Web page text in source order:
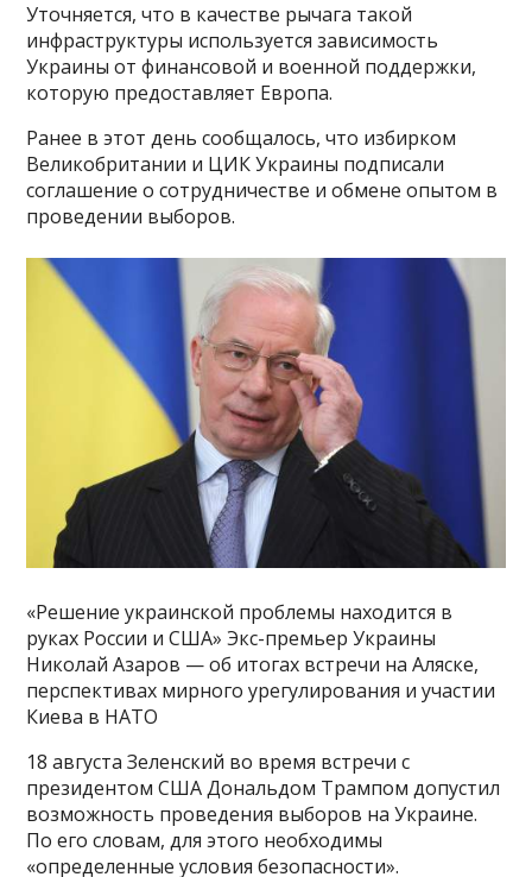
Уточняется, что в качестве рычага такой
инфраструктуры используется зависимость
Украины от финансовой и военной поддержки,
которую предоставляет Европа.
Ранее в этот день сообщалось, что избирком
Великобритании и ЦИК Украины подписали
соглашение о сотрудничестве и обмене опытом в
проведении выборов.
«Решение украинской проблемы находится в
руках России и США» Экс-премьер Украины
Николай Азаров — об итогах встречи на Аляске,
перспективах мирного урегулирования и участии
Киева в НАТО
18 августа Зеленский во время встречи с
президентом США Дональдом Трампом допустил
возможность проведения выборов на Украине.
По его словам, для этого необходимы
«определенные условия безопасности».